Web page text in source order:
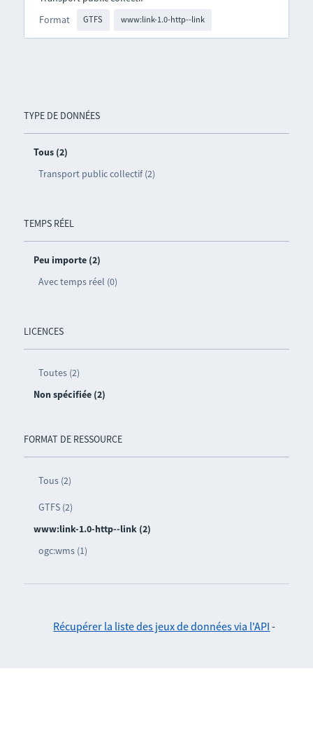
TYPE DE DONNÉES
Tous (2)
Transport public collectif (2)
TEMPS RÉEL
Peu importe (2)
Avec temps réel (0)
LICENCES
Toutes (2)
Non spécifiée (2)
FORMAT DE RESSOURCE
Tous (2)
GTFS (2)
www:link-1.0-http--link (2)
ogc:wms (1)
Format GTFS www:link-1.0-http--link
Récupérer la liste des jeux de données via l'API -